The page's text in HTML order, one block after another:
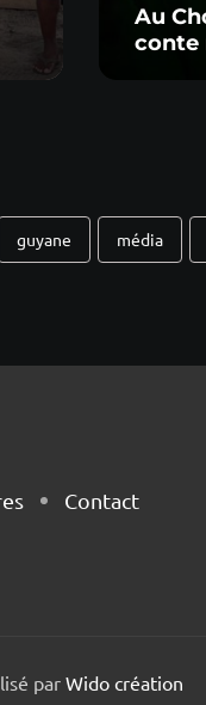
Au
conte
guyane média
Contact
parWido création